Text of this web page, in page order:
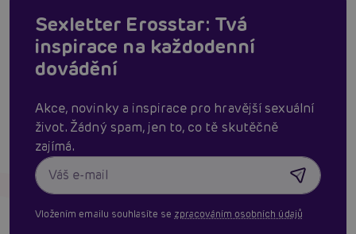
Sexletter Erosstar: Tvá
inspirace na každodenní
dovádění
Akce, novinky a inspirace pro hravější sexuální
život. Žádný spam, jen to, co tě skutěčně
zajímá.
Vložením emailu souhlasíte se zpracováním osobních údajů